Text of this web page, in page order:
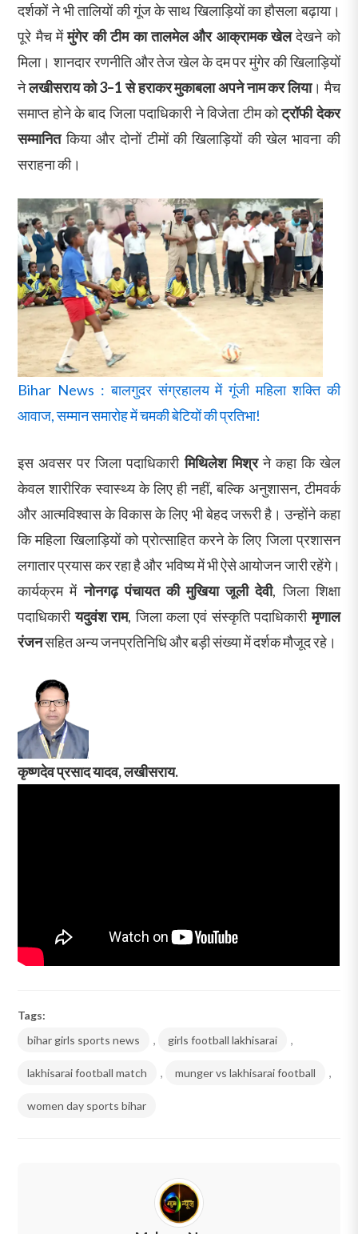
दर्शकों ने भी तालियों की गूंज के साथ खिलाड़ियों का हौसला बढ़ाया।
पूरे मैच मेंमुंगेर की टीम का तालमेल और आक्रामक खेलदेखने को
मिला। शानदार रणनीति और तेज खेल के दम पर मुंगेर की खिलाड़ियों
नेलखीसराय को 3–1 से हराकर मुकाबला अपने नाम कर लिया। मैच
समाप्त होने के बाद जिला पदाधिकारी ने विजेता टीम कोट्रॉफी देकर
सम्मानितकिया और दोनों टीमों की खिलाड़ियों की खेल भावना की
सराहना की।
Bihar News : बालगुदर संग्रहालय में गूंजी महिला शक्ति की
आवाज, सम्मान समारोह में चमकी बेटियों की प्रतिभा!
इस अवसर पर जिला पदाधिकारीमिथिलेश मिश्रने कहा कि खेल
केवल शारीरिक स्वास्थ्य के लिए ही नहीं, बल्कि अनुशासन, टीमवर्क
और आत्मविश्वास के विकास के लिए भी बेहद जरूरी है। उन्होंने कहा
कि महिला खिलाड़ियों को प्रोत्साहित करने के लिए जिला प्रशासन
लगातार प्रयास कर रहा है और भविष्य में भी ऐसे आयोजन जारी रहेंगे।
कार्यक्रम मेंनोनगढ़ पंचायत की मुखिया जूली देवी, जिला शिक्षा
पदाधिकारीयदुवंश राम, जिला कला एवं संस्कृति पदाधिकारीमृणाल
रंजनसहित अन्य जनप्रतिनिधि और बड़ी संख्या में दर्शक मौजूद रहे।
कृष्णदेव प्रसाद यादव, लखीसराय.
Tags:
bihar girls sports news
, girls football lakhisarai ,
lakhisarai football match , munger vs lakhisarai football ,
women day sports bihar